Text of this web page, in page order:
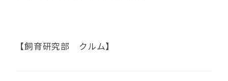
【飼育研究部 クルム】